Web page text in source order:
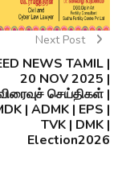
Next Post
NEWS TAMIL |
20 NOV 2025 |
செய்திகள் |
| ADMK | EPS |
TVK | DMK |
Election2026